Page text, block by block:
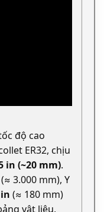
độ cao
ER32, chịu
in (~20 mm).
(≈ 3.000 mm), Y
(≈ 180 mm)
vật liệu,